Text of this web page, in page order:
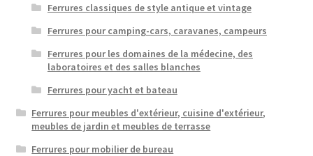
Ferrures classiques de style antique et vintage
Ferrures pour camping-cars, caravanes, campeurs
Ferrures pour les domaines de la médecine, des
laboratoires et des salles blanches
Ferrures pour yacht et bateau
Ferrures pour meubles d'extérieur, cuisine d'extérieur,
meubles de jardin et meubles de terrasse
Ferrures pour mobilier de bureau